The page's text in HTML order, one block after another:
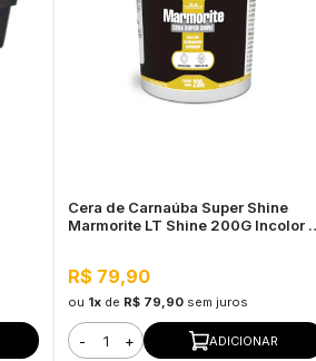
Cera de Carnaúba Super Shine
Marmorite LT Shine 200G Incolor -
R$ 79,90
ou 1x de R$ 79,90 sem juros
- + ADICIONAR